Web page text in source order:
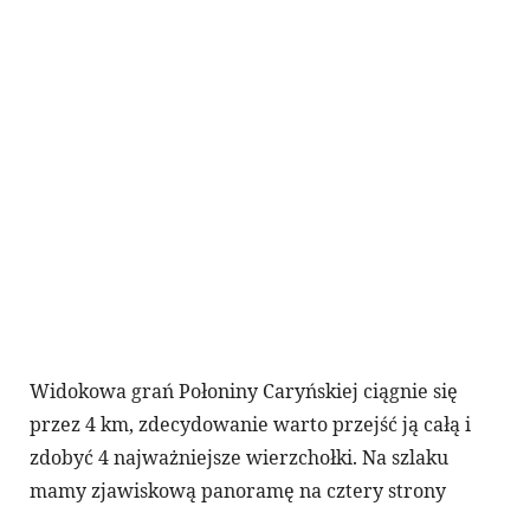
Widokowa grań Połoniny Caryńskiej ciągnie się
przez 4 km, zdecydowanie warto przejść ją całą i
zdobyć 4 najważniejsze wierzchołki. Na szlaku
mamy zjawiskową panoramę na cztery strony